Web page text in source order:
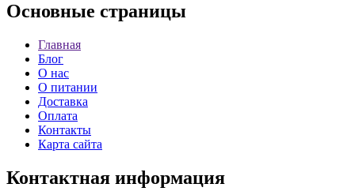
Основные страницы
Главная
Блог
О нас
О питании
Доставка
Оплата
Контакты
Карта сайта
Контактная информация